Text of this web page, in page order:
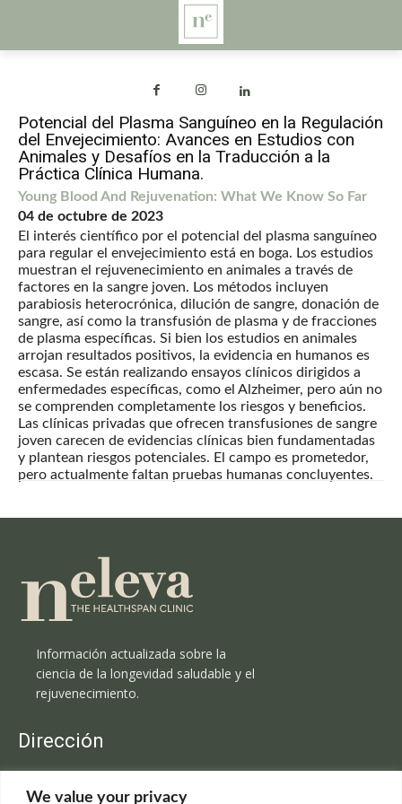
We value your privacy
Potencial del Plasma Sanguíneo en la Regulación
del Envejecimiento: Avances en Estudios con
Animales y Desafíos en la Traducción a la
Práctica Clínica Humana.
Young Blood And Rejuvenation: What We Know So Far
04 de octubre de 2023
El interés científico por el potencial del plasma sanguíneo
para regular el envejecimiento está en boga. Los estudios
muestran el rejuvenecimiento en animales a través de
factores en la sangre joven. Los métodos incluyen
parabiosis heterocrónica, dilución de sangre, donación de
sangre, así como la transfusión de plasma y de fracciones
de plasma específicas. Si bien los estudios en animales
arrojan resultados positivos, la evidencia en humanos es
escasa. Se están realizando ensayos clínicos dirigidos a
enfermedades específicas, como el Alzheimer, pero aún no
se comprenden completamente los riesgos y beneficios.
Las clínicas privadas que ofrecen transfusiones de sangre
joven carecen de evidencias clínicas bien fundamentadas
y plantean riesgos potenciales. El campo es prometedor,
pero actualmente faltan pruebas humanas concluyentes.
Información actualizada sobre la
ciencia de la longevidad saludable y el
rejuvenecimiento.
Dirección
C/Claudio Coello, 19 - 1º